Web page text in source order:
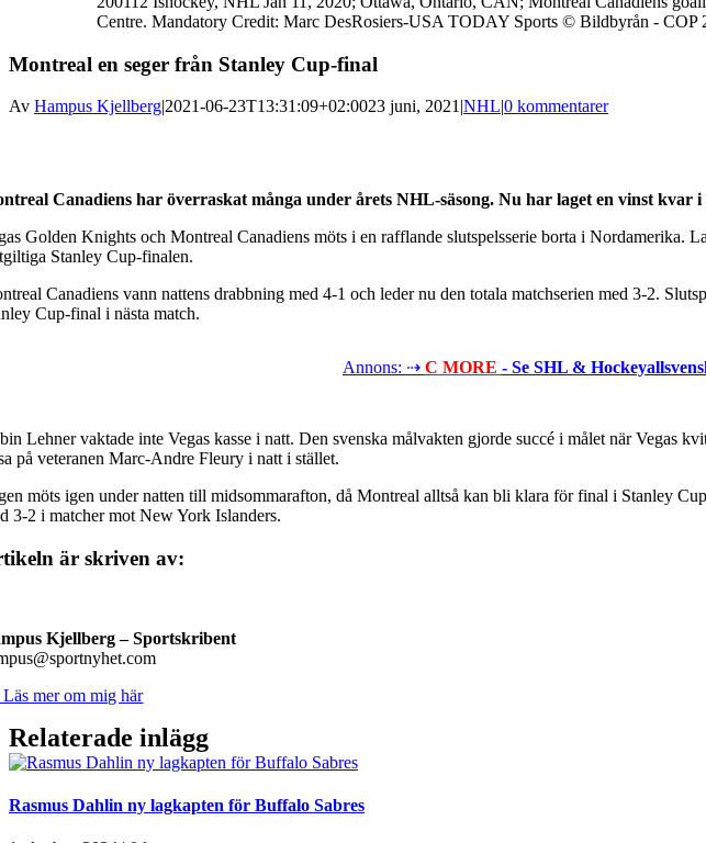
Centre. Mandatory Credit: Marc DesRosiers-USA TODAY Sports © Bildbyrån -
Montreal en seger från Stanley Cup-final
Av Hampus Kjellberg|2021-06-23T13:31:09+02:0023 juni, 2021|NHL|0 kommentarer
Canadiens har överraskat många under årets NHL-säsong. Nu har laget en vinst kvar
Golden Knights och Montreal Canadiens möts i en rafflande slutspelsserie borta i Nordamerika.
Stanley Cup-finalen.
Canadiens vann nattens drabbning med 4-1 och leder nu den totala matchserien med 3-2.
Cup-final i nästa match.
Annons: ⇢ C MORE - Se SHL &
Lehner vaktade inte Vegas kasse i natt. Den svenska målvakten gjorde succé i målet när Vegas
på veteranen Marc-Andre Fleury i natt i stället.
möts igen under natten till midsommarafton, då Montreal alltså kan bli klara för final i Stanley
3-2 i matcher mot New York Islanders.
är skriven av:
Kjellberg– Sportskribent
mer om mig här
Relaterade inlägg
Rasmus Dahlin ny lagkapten för Buffalo Sabres